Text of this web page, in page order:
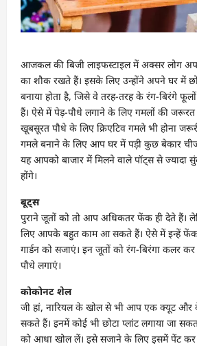
आजकल की बिजी लाइफस्टाइल में अक्सर लोग
का शौक रखते हैं। इसके लिए उन्होंने अपने घर में
बनाया होता है, जिसे वे तरह-तरह के रंग-बिरंगे
हैं। ऐसे में पेड़-पौधे लगाने के लिए गमलों की जरूरत
खूबसूरत पौधे के लिए क्रिएटिव गमले भी होना
गमले बनाने के लिए आप घर में पड़ी कुछ बेकार
यह आपको बाजार में मिलने वाले पॉट्स से ज्यादा
होंगे।
बूट्स
पुराने जूतों को तो आप अधिकतर फेंक ही देते हैं।
लिए आपके बहुत काम आ सकते हैं। ऐसे में इन्हें
गार्डन को सजाएं। इन जूतों को रंग-बिरंगा कलर कर
पौधे लगाएं।
कोकोनट शेल
जी हां, नारियल के खोल से भी आप एक क्यूट और
सकते हैं। इनमें कोई भी छोटा प्लांट लगाया जा
को आधा खोल लें। इसे सजाने के लिए इसमें पेंट कर